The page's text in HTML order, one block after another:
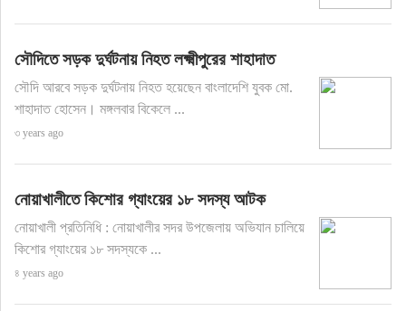
সৌদিতে সড়ক দুর্ঘটনায় নিহত লক্ষ্মীপুরের শাহাদাত
সৌদি আরবে সড়ক দুর্ঘটনায় নিহত হয়েছেন বাংলাদেশি যুবক মো.
শাহাদাত হোসেন। মঙ্গলবার বিকেলে ...
৩ years ago
নোয়াখালীতে কিশোর গ্যাংয়ের ১৮ সদস্য আটক
নোয়াখালী প্রতিনিধি : নোয়াখালীর সদর উপজেলায় অভিযান চালিয়ে
কিশোর গ্যাংয়ের ১৮ সদস্যকে ...
৪ years ago